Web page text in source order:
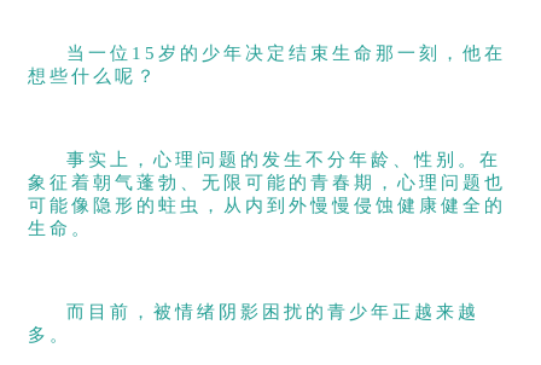
当一位15岁的少年决定结束生命那一刻，他在
想些什么呢？
事实上，心理问题的发生不分年龄、性别。在
象征着朝气蓬勃、无限可能的青春期，心理问题也
可能像隐形的蛀虫，从内到外慢慢侵蚀健康健全的
生命。
而目前，被情绪阴影困扰的青少年正越来越
多。